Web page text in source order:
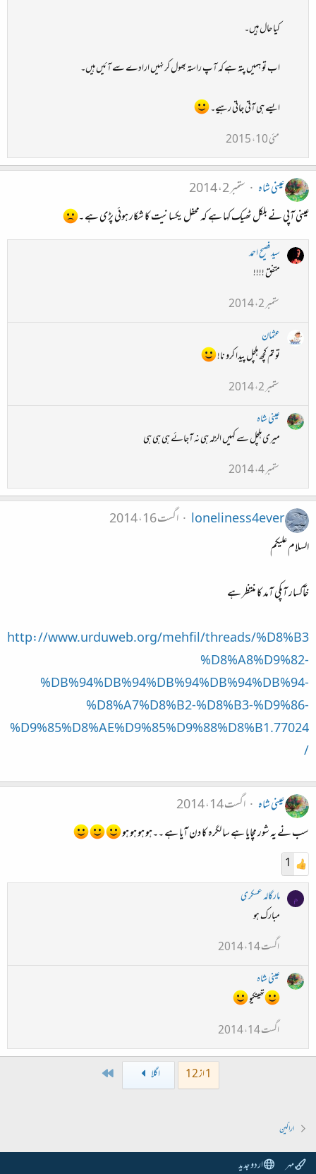
کیا حال ہیں۔
اب تو ہمیں پتہ ہے کہ آپ راستہ بھول کر نہیں ارادے سے آئیں ہیں۔
ایسے ہی آتی جاتی رہیے۔
مئی 10، 2015
عینی شاہ
ستمبر 2، 2014
عینی آپی نے بلکل ٹھیک کہا ہے کہ محفل یکسانیت کا شکار ہوئی پڑی ہے ۔
سید فصیح احمد
متفق !!!!
ستمبر 2، 2014
عثمان
تو تم کچھ ہلچل پیدا کرو نا!
ستمبر 2، 2014
عینی شاہ
میری ہلچل سے کہیں الزلہ ہی نہ آجائے ہی ہی ہی
ستمبر 4، 2014
loneliness4ever
اگست 16، 2014
السلام علیکم
خآکسار آپکی آمد کا منتظر ہے
http://www.urduweb.org/mehfil/threads/%D8%B3
%D8%A8%D9%82-
%DB%94%DB%94%DB%94%DB%94%DB%94-
%D8%A7%D8%B2-%D8%B3-%D9%86-
%D9%85%D8%AE%D9%85%D9%88%D8%B1.77024
/
عینی شاہ
اگست 14، 2014
سب نے یہ شور مچایا ہے سا لگرہ کا دن آیا ہے ۔۔ہو ہو ہو ہو
1
م
مارگالہ عسکری
مبارک ہو
اگست 14، 2014
عینی شاہ
تھینکیو
اگست 14، 2014
1 از 12 اگلا
اراکین
مہر اردو جدید